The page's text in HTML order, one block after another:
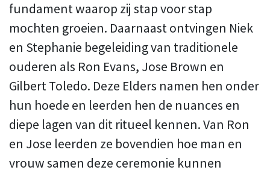
fundament waarop zij stap voor stap
mochten groeien. Daarnaast ontvingen Niek
en Stephanie begeleiding van traditionele
ouderen als Ron Evans, Jose Brown en
Gilbert Toledo. Deze Elders namen hen onder
hun hoede en leerden hen de nuances en
diepe lagen van dit ritueel kennen. Van Ron
en Jose leerden ze bovendien hoe man en
vrouw samen deze ceremonie kunnen